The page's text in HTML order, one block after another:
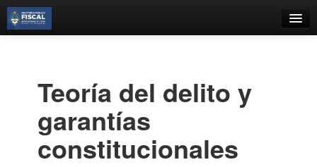
Estantes Virtuales
Teoría del delito y
garantías
constitucionales